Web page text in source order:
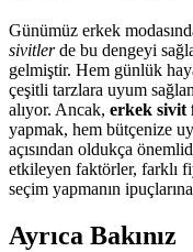
Günümüz erkek
sivitlerde bu dengeyi
gelmiştir. Hem günlük
çeşitli tarzlara uyum
alıyor. Ancak, erkek sivit
yapmak, hem bütçenize
açısından oldukça
etkileyen faktörler, farklı
seçim yapmanın
Ayrıca Bakınız